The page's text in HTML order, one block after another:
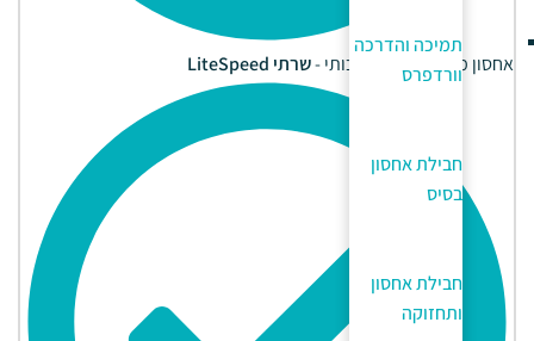
תמיכה והדרכה
וורדפרס
חבילת אחסון
בסיס
חבילת אחסון
ותחזוקה
אחסון מקומי, מהיר ואיכותי -שרתי LiteSpeed